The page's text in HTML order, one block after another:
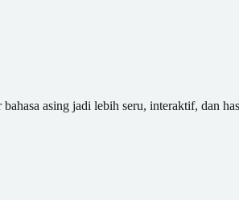
asing jadi lebih seru, interaktif, dan